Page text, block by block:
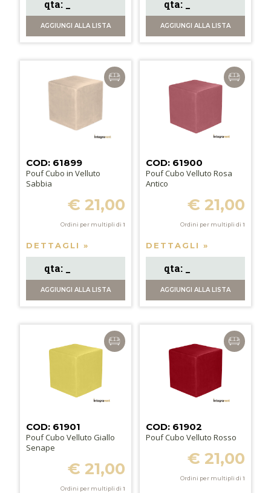
AGGIUNGIALLA LISTA AGGIUNGI ALLA LISTA
COD: 61899
Pouf Cubo in Velluto
Sabbia
€ 21,00
Ordini per multipli di 1
DETTAGLI »
AGGIUNGIALLA LISTA
COD: 61900
Pouf Cubo Velluto Rosa
Antico
€ 21,00
Ordini per multipli di 1
DETTAGLI »
AGGIUNGI ALLA LISTA
COD: 61901
Pouf Cubo Velluto Giallo
Senape
€ 21,00
Ordini per multipli di 1
COD: 61902
Pouf Cubo Velluto Rosso
€ 21,00
Ordini per multipli di 1